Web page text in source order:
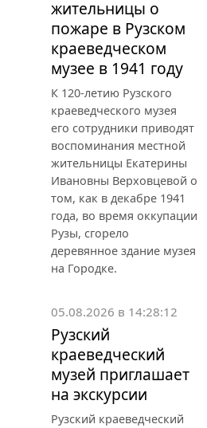
жительницы о
пожаре в Рузском
краеведческом
музее в 1941 году
К 120-летию Рузского
краеведческого музея
его сотрудники приводят
воспоминания местной
жительницы Екатерины
Ивановны Верховцевой о
том, как в декабре 1941
года, во время оккупации
Рузы, сгорело
деревянное здание музея
на Городке.
05.08.2026 в 14:28:12
Рузский
краеведческий
музей приглашает
на экскурсии
Рузский краеведческий